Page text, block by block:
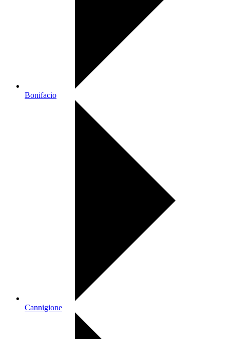
Bonifacio
Cannigione